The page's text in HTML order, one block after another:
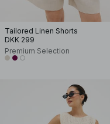
Tailored Linen Shorts
DKK 299
Premium Selection